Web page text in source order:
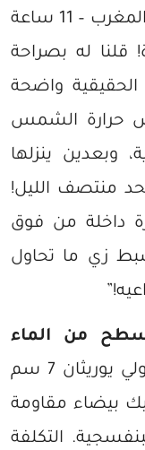
الحرارة من الساعة 7 الصباح لحد المغرب – 11 ساعة
له بصراحة
واضحة
حرارة الشمس
وبعدين ينزلها
منتصف الليل!
داخلة من فوق
زي ما تحاول
من الماء
الكامل: فوم بولي يوريثان 7 سم
بيضاء مقاومة
التكلفة